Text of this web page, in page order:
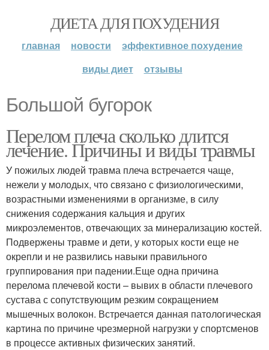
ДИЕТА ДЛЯ ПОХУДЕНИЯ
главная новости
эффективное похудение
виды диет
отзывы
Большой бугорок
Перелом плеча сколько длится
лечение. Причины и виды травмы
У пожилых людей травма плеча встречается чаще,
нежели у молодых, что связано с физиологическими,
возрастными изменениями в организме, в силу
снижения содержания кальция и других
микроэлементов, отвечающих за минерализацию костей.
Подвержены травме и дети, у которых кости еще не
окрепли и не развились навыки правильного
группирования при падении.Еще одна причина
перелома плечевой кости – вывих в области плечевого
сустава с сопутствующим резким сокращением
мышечных волокон. Встречается данная патологическая
картина по причине чрезмерной нагрузки у спортсменов
в процессе активных физических занятий.